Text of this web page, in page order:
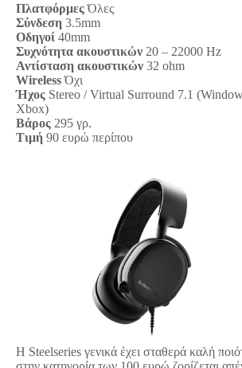
ΠλατφόρμεςΌλες
Σύνδεση 3.5mm
Οδηγοί 40mm
Συχνότητα ακουστικών 20 – 22000 Hz
Αντίσταση ακουστικών 32 ohm
WirelessΌχι
Ήχος Stereo / Virtual Surround 7.1
Xbox)
Βάρος 295 γρ.
Τιμή 90 ευρώ περίπου
Η Steelseries γενικά έχει σταθερά καλή